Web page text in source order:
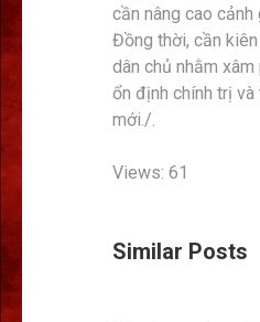
cần nâng cao
Đồng thời, cần
dân chủ nhằm
ổn định chính trị
mới./.
Views: 61
Similar Posts